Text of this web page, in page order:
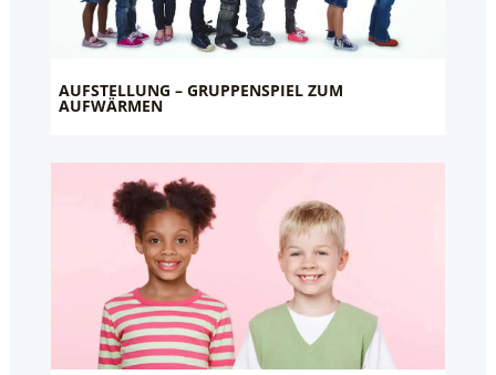
AUFSTELLUNG – GRUPPENSPIEL ZUM
AUFWÄRMEN